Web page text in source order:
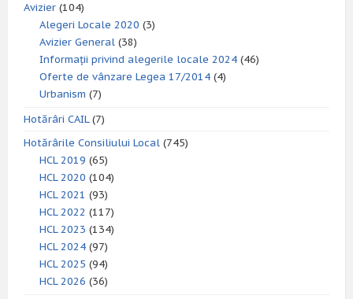
Avizier (104)
Alegeri Locale 2020 (3)
Avizier General (38)
Informații privind alegerile locale 2024 (46)
Oferte de vânzare Legea 17/2014 (4)
Urbanism (7)
Hotărâri CAIL(7)
Hotărârile Consiliului Local (745)
HCL 2019 (65)
HCL 2020 (104)
HCL 2021 (93)
HCL 2022 (117)
HCL 2023 (134)
HCL 2024 (97)
HCL 2025 (94)
HCL 2026 (36)